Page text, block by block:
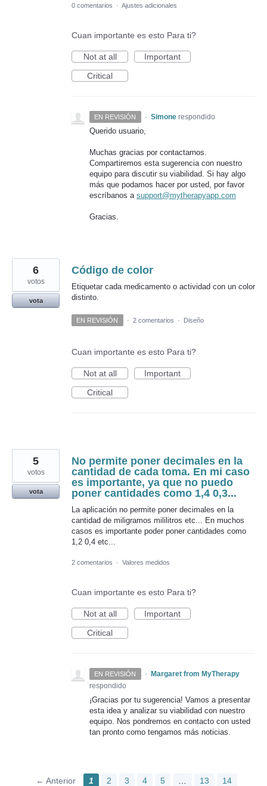
0 comentarios · Ajustes adicionales
Cuan importante es esto Para ti?
Not at all
Important
Critical
EN REVISIÓN · Simone respondido
Querido usuario,
Muchas gracias por contactarnos.
Compartiremos esta sugerencia con nuestro
equipo para discutir su viabilidad. Si hay algo
más que podamos hacer por usted, por favor
escríbanos a support@mytherapyapp.com
Gracias.
Código de color
Etiquetar cada medicamento o actividad con un color
distinto.
6
votos
vota
EN REVISIÓN · 2 comentarios · Diseño
Cuan importante es esto Para ti?
Not at all
Important
Critical
No permite poner decimales en la
cantidad de cada toma. En mi caso
es importante, ya que no puedo
poner cantidades como 1,4 0,3...
La aplicación no permite poner decimales en la
cantidad de miligramos mililitros etc... En muchos
casos es importante poder poner cantidades como
1,2 0,4 etc...
5
votos
vota
2 comentarios · Valores medidos
Cuan importante es esto Para ti?
Not at all
Important
Critical
EN REVISIÓN · Margaret from MyTherapy
respondido
¡Gracias por tu sugerencia! Vamos a presentar
esta idea y analizar su viabilidad con nuestro
equipo. Nos pondremos en contacto con usted
tan pronto como tengamos más noticias.
← Anterior 1 2 3 4 5 13
14